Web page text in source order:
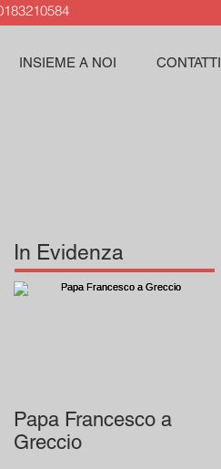
INSIEME A NOI CONTATTI
Papa Francesco a
Greccio
In Evidenza